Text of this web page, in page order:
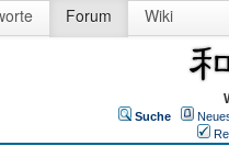
Forum Wiki
Suche